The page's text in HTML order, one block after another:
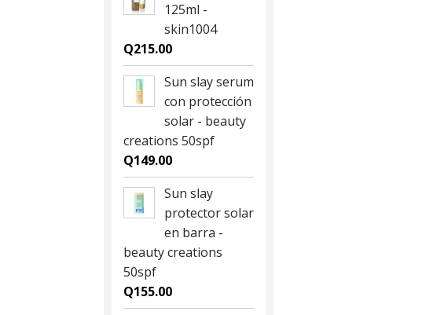
125ml -
skin1004
Q215.00
Sun slay serum
con protección
solar - beauty
creations 50spf
Q149.00
Sun slay
protector solar
en barra -
beauty creations
50spf
Q155.00